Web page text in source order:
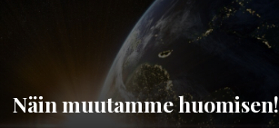
Näin muutamme huomisen!